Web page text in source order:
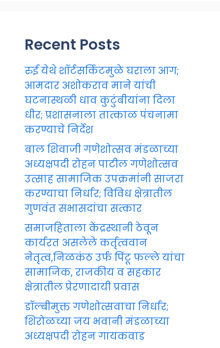
Recent Posts
रुई येथे शॉर्टसर्किटमुळे घराला आग;
आमदार अशोकराव माने यांची
घटनास्थळी धाव कुटुंबीयांना दिला
धीर; प्रशासनाला तात्काळ पंचनामा
करण्याचे निर्देश
बाल शिवाजी गणेशोत्सव मंडळाच्या
अध्यक्षपदी रोहन पाटील गणेशोत्सव
उत्साह सामाजिक उपक्रमांनी साजरा
करण्याचा निर्धार; विविध क्षेत्रातील
गुणवंत सभासदांचा सत्कार
समाजहिताला केंद्रस्थानी ठेवून
कार्यरत असलेले कर्तृत्ववान
नेतृत्व,निळकंठ उर्फ पिंटू फल्ले यांचा
सामाजिक, राजकीय व सहकार
क्षेत्रातील प्रेरणादायी प्रवास
डॉल्बीमुक्त गणेशोत्सवाचा निर्धार;
शिरोळच्या जय भवानी मंडळाच्या
अध्यक्षपदी रोहन गायकवाड